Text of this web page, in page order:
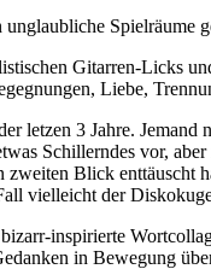
Spielräume
Gitarren-Licks
Liebe,
letzen 3 Jahre.
Schillerndes vor,
Blick
vielleicht der
inspirierte
in Bewegung